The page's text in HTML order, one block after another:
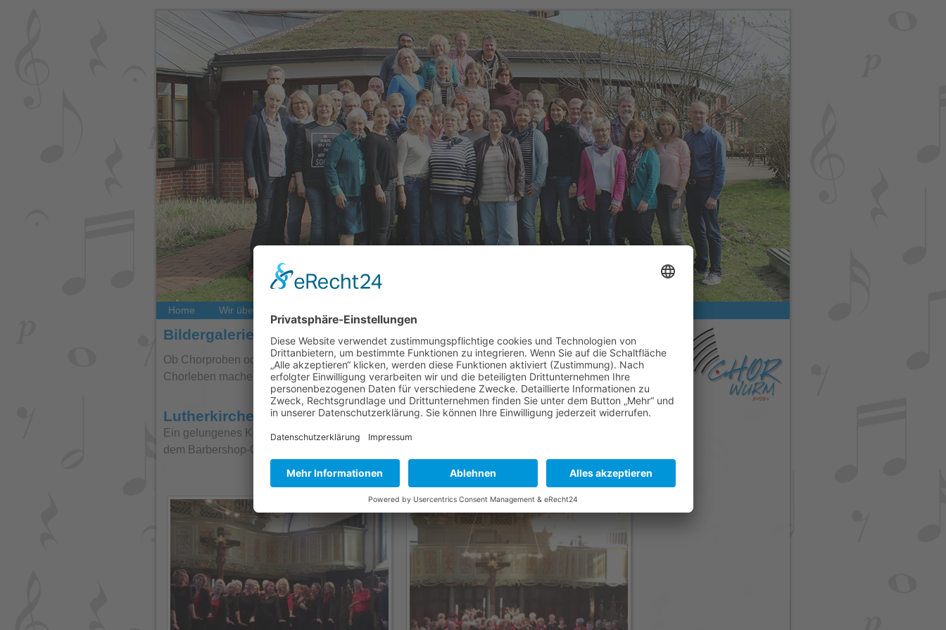
Home Wir über uns
Bildergalerie
Ob Chorproben oder verschiedene Auftritte - hier können Sie sich einen Eindruck von unserem
Chorleben machen.
Lutherkirche 2018 " Das Frühlingskonzert"
Ein gelungenes Konzert in der Lutherkirche in Leer gemeinsam mit dem Männerchor euterpe und
dem Barbershop-Quartett "friesisch herb".